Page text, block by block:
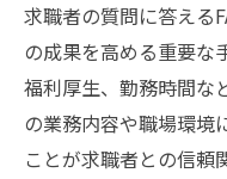
求職者の質問に答える
の成果を高める重要な
福利厚生、勤務時間な
の業務内容や職場環境
ことが求職者との信頼